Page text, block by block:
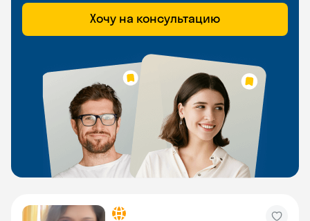
Хочу на консультацию